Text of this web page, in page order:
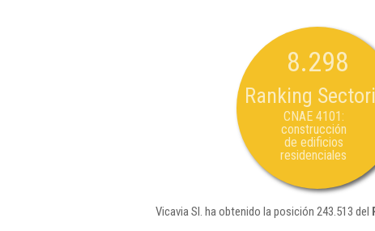
8.298
Ranking
CNAE 4101:
construcción
de edificios
residenciales
Vicavia Sl. ha obtenido la posición 243.513 del